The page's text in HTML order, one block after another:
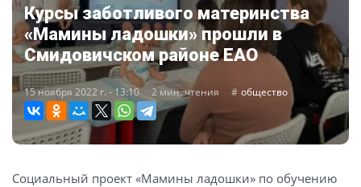
Курсы заботливого материнства
«Мамины ладошки» прошли в
Смидовичском районе ЕАО
15 ноября 2022 г. - 13:10 2 мин. чтения общество
Социальный проект «Мамины ладошки» по обучению